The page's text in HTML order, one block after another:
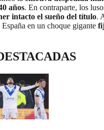
años. En contraparte, los
intacto el sueño del título.
en un choque gigante